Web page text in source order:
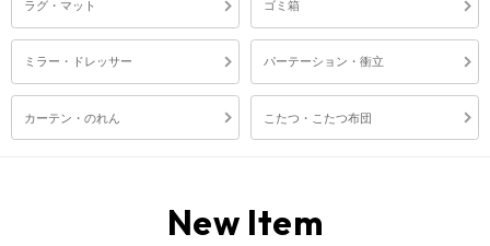
ラグ・マット ゴミ箱
ミラー・ドレッサー パーテーション・衝立
カーテン・のれん こたつ・こたつ布団
New Item